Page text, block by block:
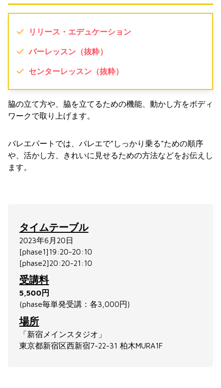
リリース・エデュケーション
バーレッスン（抜粋）
センターレッスン（抜粋）
脇の立て方や、脇を立てるための機能、動かし方をボディ
ワークで取り上げます。
バレエパートでは、バレエで”しっかり乗る”ための順序
や、活かし方、きれいに見せるための方法などをお伝えし
ます。
タイムテーブル
2023年6月20日
[phase1]19:20-20:10
[phase2]20:20-21:10
受講料
5,500円
(phase毎単発受講：各3,000円)
場所
「新宿メインスタジオ」
東京都新宿区西新宿7-22-31 柏木MURA1F